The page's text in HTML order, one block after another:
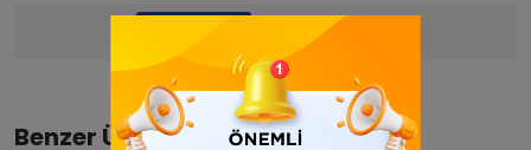
Yorumlar
Benzer Ürünler